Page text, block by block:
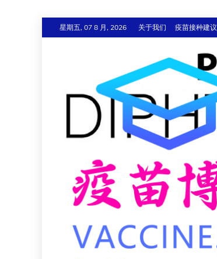
至
星期五, 07 8 月, 2026 关于我们 疫苗接种建议